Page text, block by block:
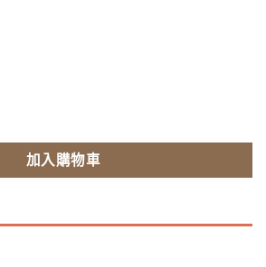
加入購物車